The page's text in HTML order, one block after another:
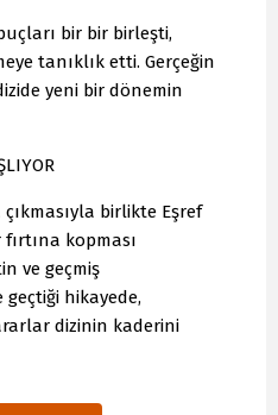
bir bir birleşti,
tanıklık etti. Gerçeğin
yeni bir dönemin
çıkmasıyla birlikte Eşref
kopması
ve geçmiş
geçtiği hikayede,
dizinin kaderini